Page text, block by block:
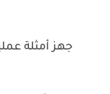
جهز أمثلة